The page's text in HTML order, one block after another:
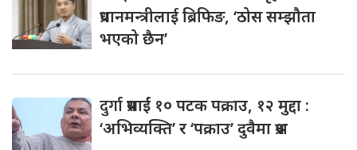
प्रधानमन्त्रीलाई ब्रिफिङ, ‘ठोस सम्झौता
भएको छैन’
दुर्गाप्रसाईं १० पटक पक्राउ, १२ मुद्दा :
‘अभिव्यक्ति’ र ‘पक्राउ’ दुवैमा प्रश्न